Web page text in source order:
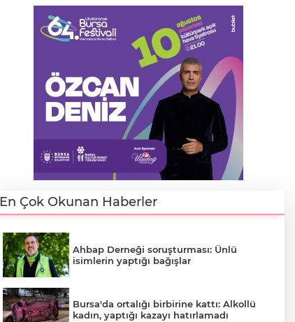
En Çok Okunan Haberler
Ahbap Derneği soruşturması: Ünlü
isimlerin yaptığı bağışlar
Bursa'da ortalığı birbirine kattı: Alkollü
kadın, yaptığı kazayı hatırlamadı